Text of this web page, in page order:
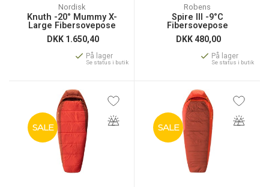
Nordisk
Knuth -20° Mummy X-
Large Fibersovepose
DKK 1.650,40
På lager
Se status i butik
Robens
Spire III -9°C
Fibersovepose
DKK480,00
På lager
Se status i butik
SALE SALE